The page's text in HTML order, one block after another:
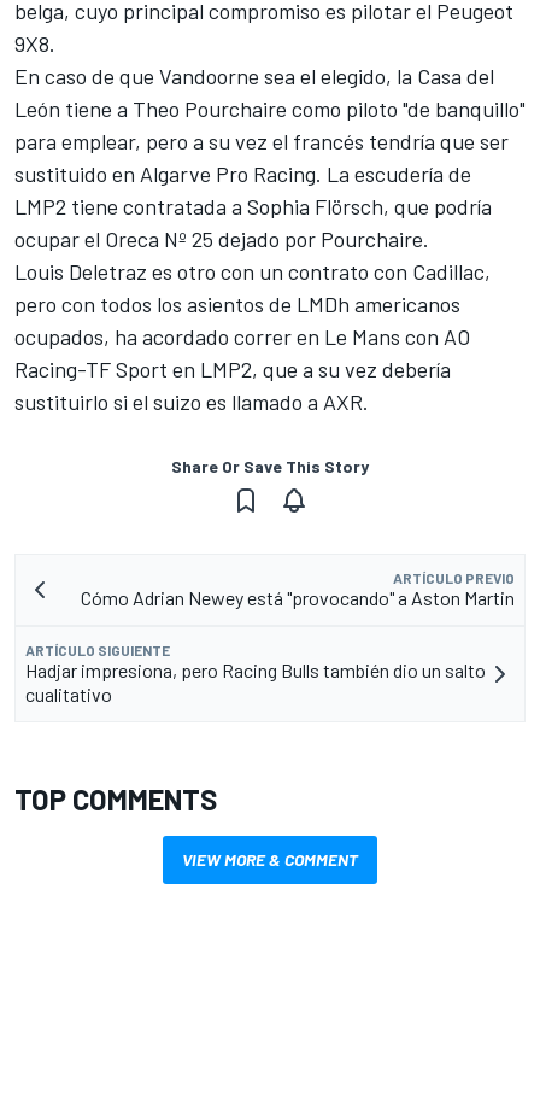
belga, cuyo principal compromiso es pilotar el Peugeot
9X8.
En caso de que Vandoorne sea el elegido, la Casa del
León tiene a Theo Pourchaire como piloto "de banquillo"
para emplear, pero a su vez el francés tendría que ser
sustituido en Algarve Pro Racing. La escudería de
LMP2 tiene contratada a Sophia Flörsch, que podría
ocupar el Oreca Nº 25 dejado por Pourchaire.
Louis Deletraz es otro con un contrato con Cadillac,
pero con todos los asientos de LMDh americanos
ocupados, ha acordado correr en Le Mans con AO
Racing-TF Sport en LMP2, que a su vez debería
sustituirlo si el suizo es llamado a AXR.
Share Or Save This Story
ARTÍCULO PREVIO
Cómo Adrian Newey está "provocando" a Aston Martin
ARTÍCULO SIGUIENTE
Hadjar impresiona, pero Racing Bulls también dio un salto
cualitativo
TOP COMMENTS
VIEW MORE & COMMENT